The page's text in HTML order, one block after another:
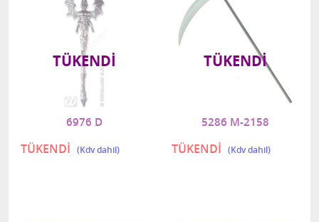
6976 D
TÜKENDİ
TÜKENDI
5286 M-2158
TÜKENDİ
TÜKENDI